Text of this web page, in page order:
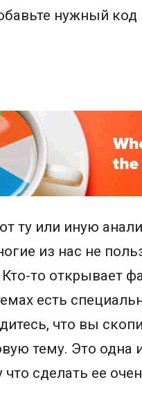
нужный
ту или иную
из нас не
то открывает
есть
что вы
тему. Это одна
сделать ее